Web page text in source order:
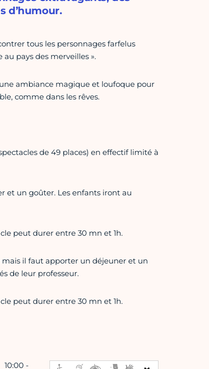
d’humour.
tous les personnages farfelus
pays des merveilles ».
ambiance magique et loufoque pour
comme dans les rêves.
de 49 places) en effectif limité à
et un goûter. Les enfants iront au
peut durer entre 30 mn et 1h.
mais il faut apporter un déjeuner et un
de leur professeur.
peut durer entre 30 mn et 1h.
10:00 -